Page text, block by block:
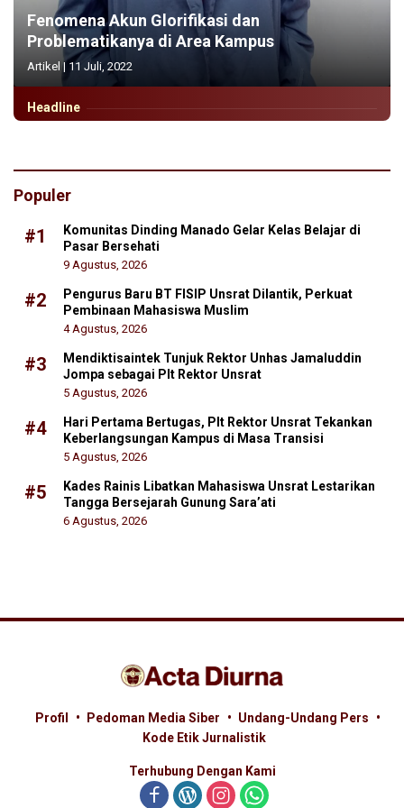
Fenomena Akun Glorifikasi dan
Problematikanya di Area Kampus
Artikel | 11 Juli, 2022
Headline
Populer
#1
Komunitas Dinding Manado Gelar Kelas Belajar di
Pasar Bersehati
9 Agustus, 2026
#2
Pengurus Baru BT FISIP Unsrat Dilantik, Perkuat
Pembinaan Mahasiswa Muslim
4 Agustus, 2026
#3
Mendiktisaintek Tunjuk Rektor Unhas Jamaluddin
Jompa sebagai Plt Rektor Unsrat
5 Agustus, 2026
#4
Hari Pertama Bertugas, Plt Rektor Unsrat Tekankan
Keberlangsungan Kampus di Masa Transisi
5 Agustus, 2026
#5
Kades Rainis Libatkan Mahasiswa Unsrat Lestarikan
Tangga Bersejarah Gunung Sara’ati
6 Agustus, 2026
Profil Pedoman Media Siber
Undang-Undang Pers
Kode Etik Jurnalistik
Terhubung Dengan Kami